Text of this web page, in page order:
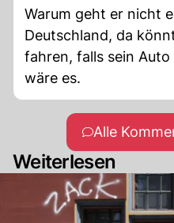
Warum geht er nicht
Deutschland, da
fahren, falls sein
wäre es.
Alle
Weiterlesen